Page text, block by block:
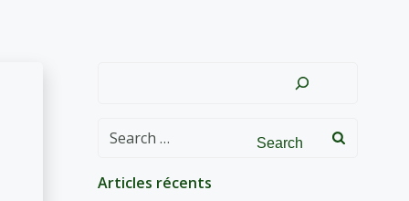
Search
Articles récents